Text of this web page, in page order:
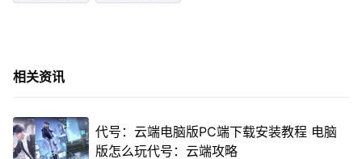
相关资讯
代号：云端电脑版PC端下载安装教程 电脑
版怎么玩代号：云端攻略